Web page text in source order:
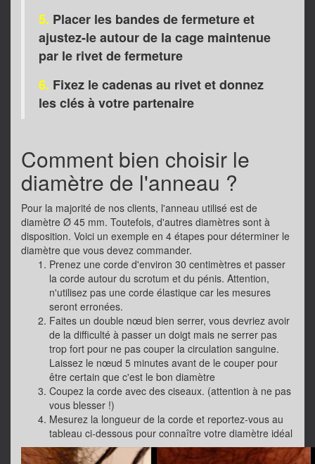
5. Placer les bandes de fermeture et
ajustez-le autour de la cage maintenue
par le rivet de fermeture
6. Fixez le cadenas au rivet et donnez
les clés à votre partenaire
Comment bien choisir le
diamètre de l'anneau ?
Pour la majorité de nos clients, l'anneau utilisé est de
diamètre Ø 45 mm. Toutefois, d'autres diamètres sont à
disposition. Voici un exemple en 4 étapes pour déterminer le
diamètre que vous devez commander.
Prenez une corde d'environ 30 centimètres et passer
la corde autour du scrotum et du pénis. Attention,
n'utilisez pas une corde élastique car les mesures
seront erronées.
Faites un double nœud bien serrer, vous devriez avoir
de la difficulté à passer un doigt mais ne serrer pas
trop fort pour ne pas couper la circulation sanguine.
Laissez le nœud 5 minutes avant de le couper pour
être certain que c'est le bon diamètre
Coupez la corde avec des ciseaux. (attention à ne pas
vous blesser !)
Mesurez la longueur de la corde et reportez-vous au
tableau ci-dessous pour connaître votre diamètre idéal